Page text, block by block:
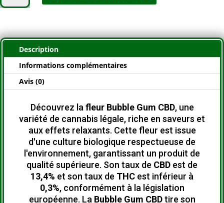
Bubble
13,4
Description
Informations complémentaires
Avis (0)
Découvrez lafleur Bubble Gum CBD, une
variété de cannabis légale, riche en saveurs et
aux effets relaxants. Cette fleur est issue
d'une culture biologique respectueuse de
l'environnement, garantissant un produit de
qualité supérieure. Son taux de CBD est de
13,4% et son taux de THC est inférieur à
0,3%, conformément à la législation
européenne. La Bubble Gum CBDtire son